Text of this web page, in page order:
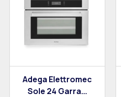
Adega Elettromec
Sole 24 Garra...